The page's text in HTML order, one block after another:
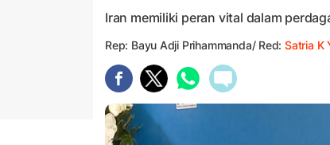
Iran memiliki peran vital dalam
Rep: Bayu Adji Prihammanda/ Red:Satria K